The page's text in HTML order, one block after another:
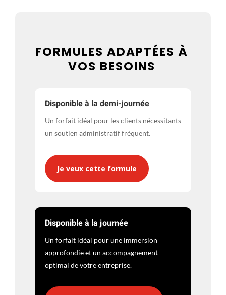
FORMULES ADAPTÉES À
VOS BESOINS
Disponible à la demi-journée
Un forfait idéal pour les clients nécessitants
un soutien administratif fréquent.
Je veux cette formule
Disponible à la journée
Un forfait idéal pour une immersion
approfondie et un accompagnement
optimal de votre entreprise.